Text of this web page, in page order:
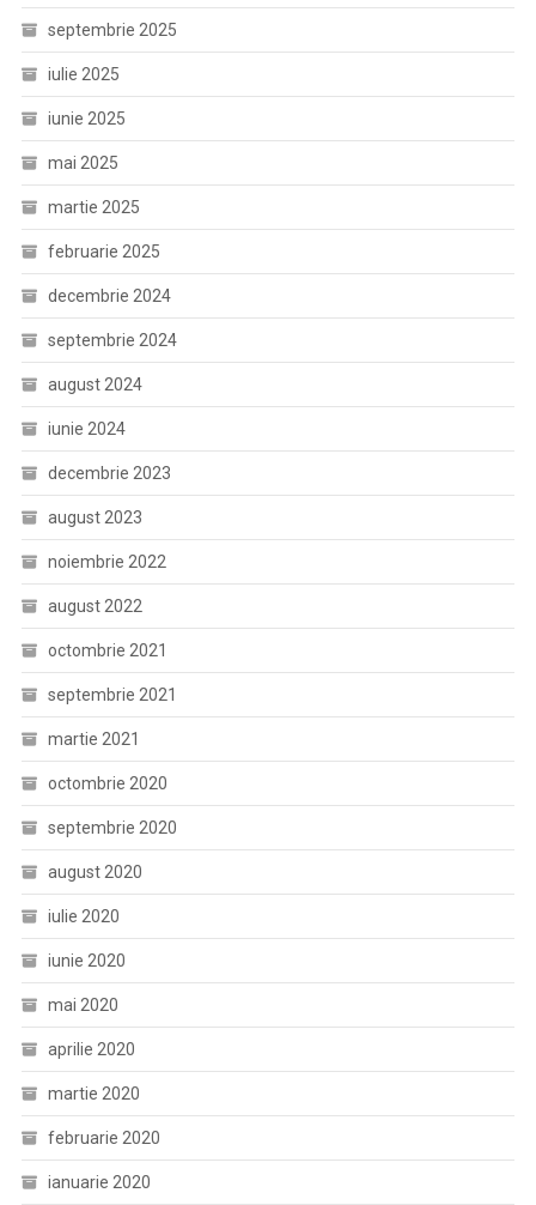
septembrie 2025
iulie 2025
iunie 2025
mai 2025
martie 2025
februarie 2025
decembrie 2024
septembrie 2024
august 2024
iunie 2024
decembrie 2023
august 2023
noiembrie 2022
august 2022
octombrie 2021
septembrie 2021
martie 2021
octombrie 2020
septembrie 2020
august 2020
iulie 2020
iunie 2020
mai 2020
aprilie 2020
martie 2020
februarie 2020
ianuarie 2020